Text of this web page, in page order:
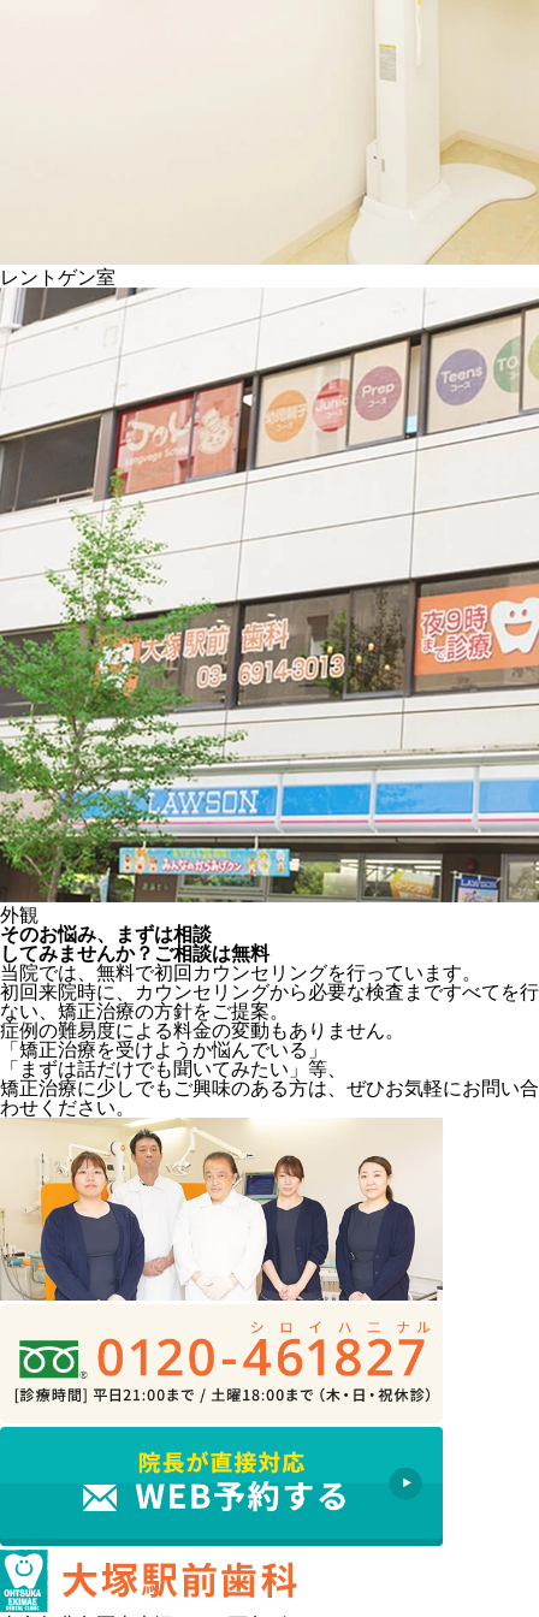
レントゲン室
外観
そのお悩み、
まずは相談
してみませんか？ ご相談は無料
当院では、無料で初回カウンセリングを行っています。
初回来院時に、カウンセリングから必要な検査まですべてを行
ない、矯正治療の方針をご提案。
症例の難易度による料金の変動もありません。
「矯正治療を受けようか悩んでいる」
「まずは話だけでも聞いてみたい」等、
矯正治療に少しでもご興味のある方は、ぜひお気軽にお問い合
わせください。